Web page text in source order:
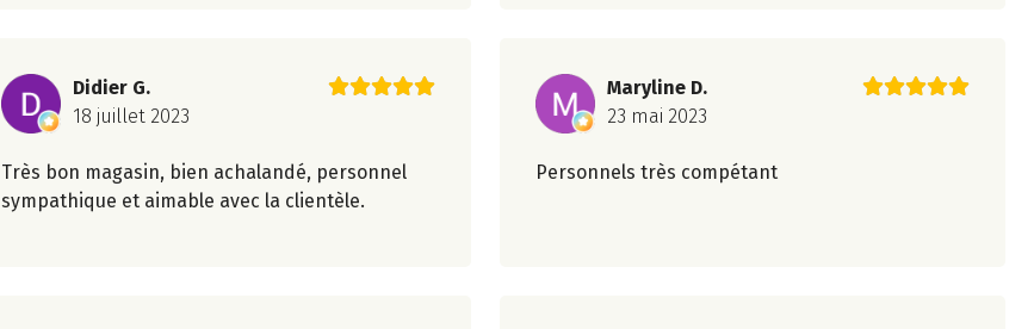
Didier G.
18 juillet 2023
Très bon magasin, bien achalandé, personnel
sympathique et aimable avec la clientèle.
Maryline D.
23 mai 2023
Personnels très compétant